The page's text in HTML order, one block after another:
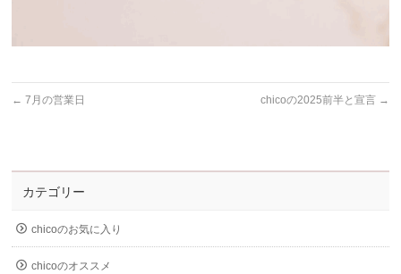
← 7月の営業日 chicoの2025前半と宣言 →
カテゴリー
chicoのお気に入り
chicoのオススメ